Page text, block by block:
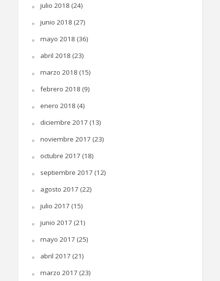
julio 2018 (24)
junio 2018 (27)
mayo 2018 (36)
abril 2018 (23)
marzo 2018 (15)
febrero 2018 (9)
enero 2018 (4)
diciembre 2017 (13)
noviembre 2017 (23)
octubre 2017 (18)
septiembre 2017 (12)
agosto 2017 (22)
julio 2017 (15)
junio 2017 (21)
mayo 2017 (25)
abril 2017 (21)
marzo 2017 (23)